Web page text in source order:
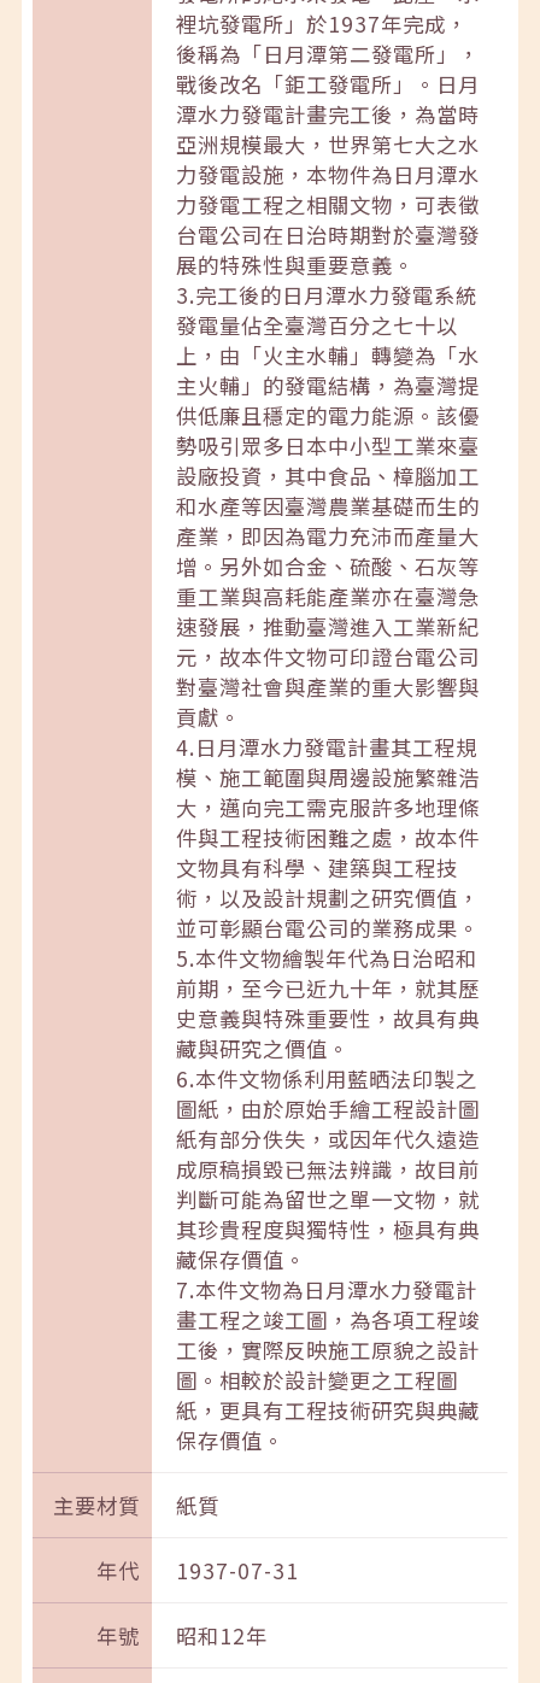
裡坑發電所」於1937年完成，
後稱為「日月潭第二發電所」，
戰後改名「鉅工發電所」。日月
潭水力發電計畫完工後，為當時
亞洲規模最大，世界第七大之水
力發電設施，本物件為日月潭水
力發電工程之相關文物，可表徵
台電公司在日治時期對於臺灣發
展的特殊性與重要意義。
3.完工後的日月潭水力發電系統
發電量佔全臺灣百分之七十以
上，由「火主水輔」轉變為「水
主火輔」的發電結構，為臺灣提
供低廉且穩定的電力能源。該優
勢吸引眾多日本中小型工業來臺
設廠投資，其中食品、樟腦加工
和水產等因臺灣農業基礎而生的
產業，即因為電力充沛而產量大
增。另外如合金、硫酸、石灰等
重工業與高耗能產業亦在臺灣急
速發展，推動臺灣進入工業新紀
元，故本件文物可印證台電公司
對臺灣社會與產業的重大影響與
貢獻。
4.日月潭水力發電計畫其工程規
模、施工範圍與周邊設施繁雜浩
大，邁向完工需克服許多地理條
件與工程技術困難之處，故本件
文物具有科學、建築與工程技
術，以及設計規劃之研究價值，
並可彰顯台電公司的業務成果。
5.本件文物繪製年代為日治昭和
前期，至今已近九十年，就其歷
史意義與特殊重要性，故具有典
藏與研究之價值。
6.本件文物係利用藍晒法印製之
圖紙，由於原始手繪工程設計圖
紙有部分佚失，或因年代久遠造
成原稿損毀已無法辨識，故目前
判斷可能為留世之單一文物，就
其珍貴程度與獨特性，極具有典
藏保存價值。
7.本件文物為日月潭水力發電計
畫工程之竣工圖，為各項工程竣
工後，實際反映施工原貌之設計
圖。相較於設計變更之工程圖
紙，更具有工程技術研究與典藏
保存價值。
主要材質 紙質
年代 1937-07-31
年號 昭和12年